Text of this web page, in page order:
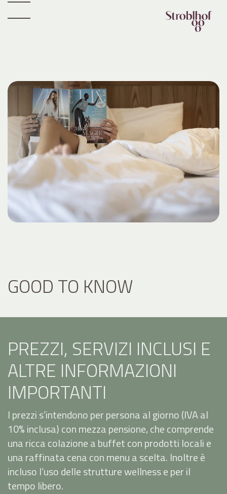
GOOD TO KNOW
PREZZI, SERVIZI INCLUSI E
ALTRE INFORMAZIONI
IMPORTANTI
I prezzi s’intendono per persona al giorno (IVA al
10% inclusa) con mezza pensione, che comprende
una ricca colazione a buffet con prodotti locali e
una raffinata cena con menu a scelta. Inoltre è
incluso l’uso delle strutture wellness e per il
tempo libero.